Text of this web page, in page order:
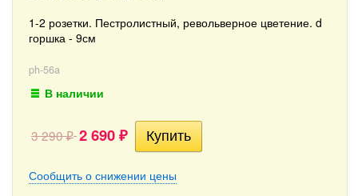
1-2 розетки. Пестролистный, револьверное цветение. d
горшка - 9см
ph-56a
В наличии
3 290₽ 2 690 ₽
Сообщить о снижении цены